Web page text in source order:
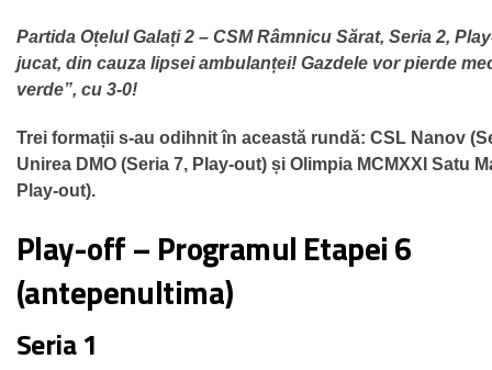
Partida Oțelul Galați 2 – CSM Râmnicu Sărat, Seria 2,
jucat, din cauza lipsei ambulanței! Gazdele vor pierde
verde”, cu 3-0!
Trei formații s-au odihnit în această rundă: CSL Nanov
Unirea DMO (Seria 7, Play-out) și Olimpia MCMXXI Satu
Play-out).
Play-off – Programul Etapei 6
(antepenultima)
Seria 1